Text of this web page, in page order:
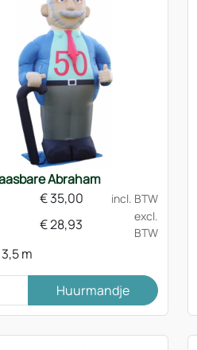
Abraham
€35,00
incl. BTW
€28,93
excl.
BTW
3,5 m
Huurmandje